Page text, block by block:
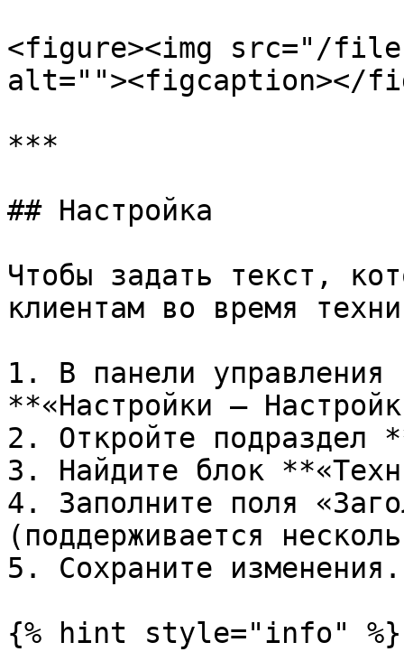
<figure><img src="/files/
alt=""><figcaption></
***
## Настройка
Чтобы задать текст,
клиентам во время
1. В панели управления
**«Настройки —
2. Откройте подраздел
3. Найдите блок
4. Заполните поля
(поддерживается
5. Сохраните изменения.
{% hint style="info" %}